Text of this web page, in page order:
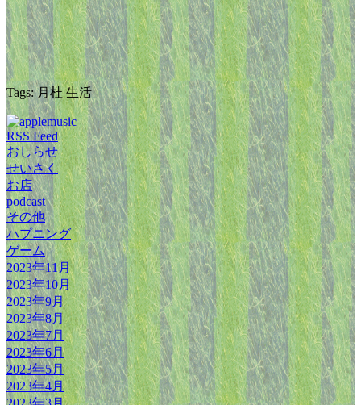
Tags: 月杜 生活
RSS Feed
おしらせ
せいさく
お店
podcast
その他
ハプニング
ゲーム
2023年11月
2023年10月
2023年9月
2023年8月
2023年7月
2023年6月
2023年5月
2023年4月